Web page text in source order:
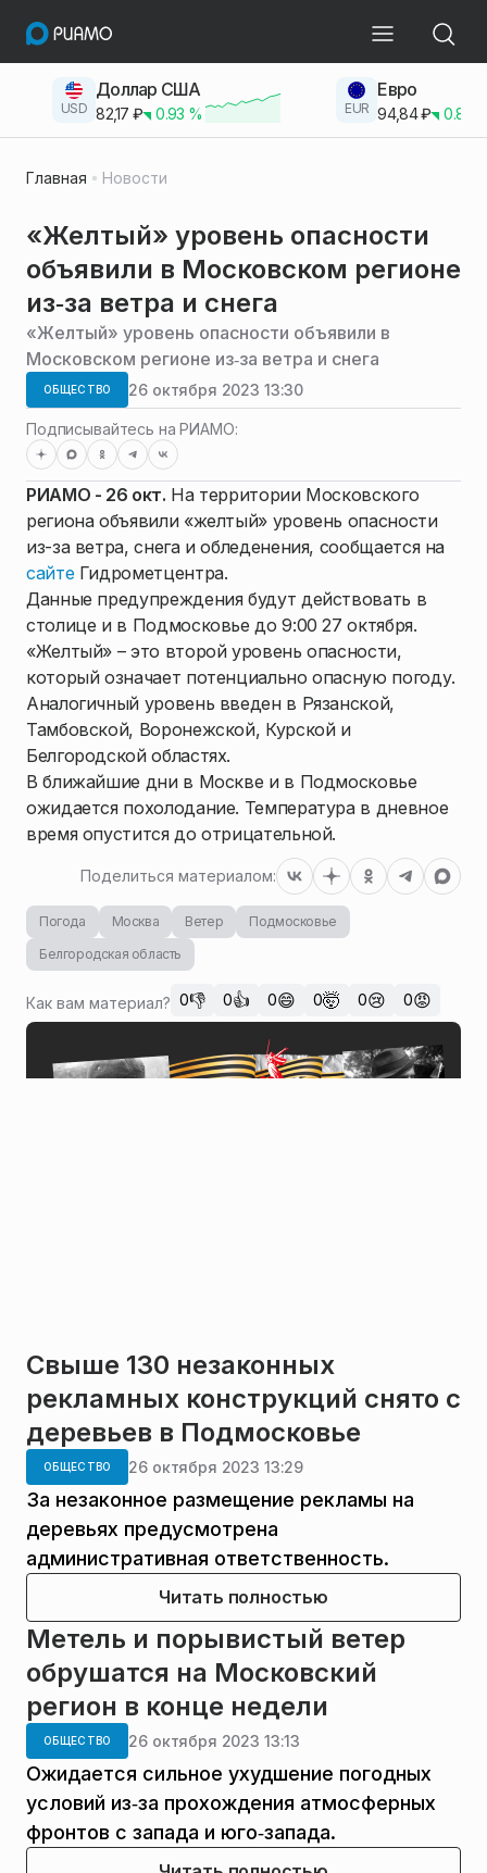
USD
Доллар США
82,17 ₽ 0.93 % EUR
Евро
94,84₽ 0.83
Главная Новости
«Желтый» уровень опасности
объявили в Московском регионе
из‑за ветра и снега
«Желтый» уровень опасности объявили в
Московском регионе из‑за ветра и снега
ОБЩЕСТВО 26 октября 2023 13:30
Подписывайтесь на РИАМО:
РИАМО - 26 окт. На территории Московского
региона объявили «желтый» уровень опасности
из-за ветра, снега и обледенения, сообщается на
сайтеГидрометцентра.
Данные предупреждения будут действовать в
столице и в Подмосковье до 9:00 27 октября.
«Желтый» – это второй уровень опасности,
который означает потенциально опасную погоду.
Аналогичный уровень введен в Рязанской,
Тамбовской, Воронежской, Курской и
Белгородской областях.
В ближайшие дни в Москве и в Подмосковье
ожидается похолодание. Температура в дневное
время опустится до отрицательной.
Поделиться материалом:
Погода Москва Ветер
Подмосковье
Белгородская область
Как вам материал? 0👎 0👍 0😄 0🤯 0😢 0😡
Свыше 130 незаконных
рекламных конструкций снято с
деревьев в Подмосковье
ОБЩЕСТВО 26 октября 2023 13:29
За незаконное размещение рекламы на
деревьях предусмотрена
административная ответственность.
Читать полностью
Метель и порывистый ветер
обрушатся на Московский
регион в конце недели
ОБЩЕСТВО 26 октября 2023 13:13
Ожидается сильное ухудшение погодных
условий из‑за прохождения атмосферных
фронтов с запада и юго‑запада.